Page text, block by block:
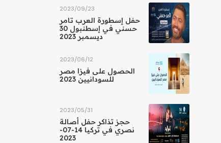
23‏/09‏/2023
حفل إسطورة العرب تامر
حسني في إسطنبول 30
ديسمبر 2023
12‏/06‏/2023
الحصول على فيزا مصر
للسودانيين 2023
31‏/05‏/2023
حجز تذاكر حفل أصالة
نصري في تركيا 14-07-
2023